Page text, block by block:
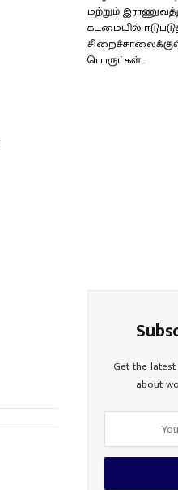
மற்றும்
கடமையில்
பொருட்கள்…
Get the
about